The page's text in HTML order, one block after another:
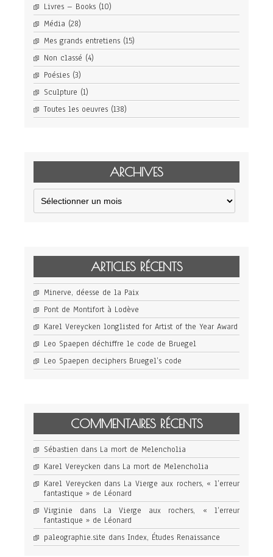
Livres – Books (10)
Média (28)
Mes grands entretiens (15)
Non classé (4)
Poésies (3)
Sculpture (1)
Toutes les oeuvres (138)
ARCHIVES
Archives
ARTICLES RÉCENTS
Minerve, déesse de la Paix
Pont de Montifort à Lodève
Karel Vereycken longlisted for Artist of the Year Award
Leo Spaepen déchiffre le code de Bruegel
Leo Spaepen deciphers Bruegel’s code
COMMENTAIRES RÉCENTS
Sébastien dans La mort de Melencholia
Karel Vereycken dans La mort de Melencholia
Karel Vereycken dans La Vierge aux rochers, « l’erreur
fantastique » de Léonard
Virginie dans La Vierge aux rochers, « l’erreur
fantastique » de Léonard
paleographie.site dans Index, Études Renaissance